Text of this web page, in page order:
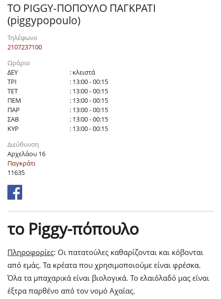
ΤΟ PIGGY-ΠΟΠΟΥΛΟ ΠΑΓΚΡΑΤΙ
(piggypopoulo)
Τηλέφωνο
2107237100
Ωράριο
ΔΕΥ
: κλειστά
ΤΡΙ
: 13:00 - 00:15
ΤΕΤ
: 13:00 - 00:15
ΠΕΜ
: 13:00 - 00:15
ΠΑΡ
: 13:00 - 00:15
ΣΑΒ
: 13:00 - 00:15
ΚΥΡ
: 13:00 - 00:15
Διεύθυνση
Αρχελάου 16
Παγκράτι
11635
το Piggy-πόπουλο
Πληροφορίες: Οι πατατούλες καθαρίζονται και κόβονται
από εμάς. Τα κρέατα που χρησιμοποιούμε είναι φρέσκα.
Όλα τα μπαχαρικά είναι βιολογικά. Το ελαιόλαδό μας είναι
έξτρα παρθένο από τον νομό Αχαΐας.